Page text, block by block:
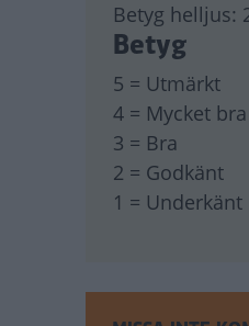
Betyg helljus:
Betyg
5 = Utmärkt
4 = Mycket bra
3 = Bra
2 = Godkänt
1 = Underkänt